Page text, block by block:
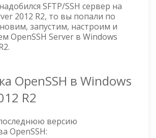
SFTP/SSH сервер на
2012 R2, то вы попали по
запустим, настроим и
OpenSSH Server в Windows
OpenSSH в Windows
R2
версию
OpenSSH: